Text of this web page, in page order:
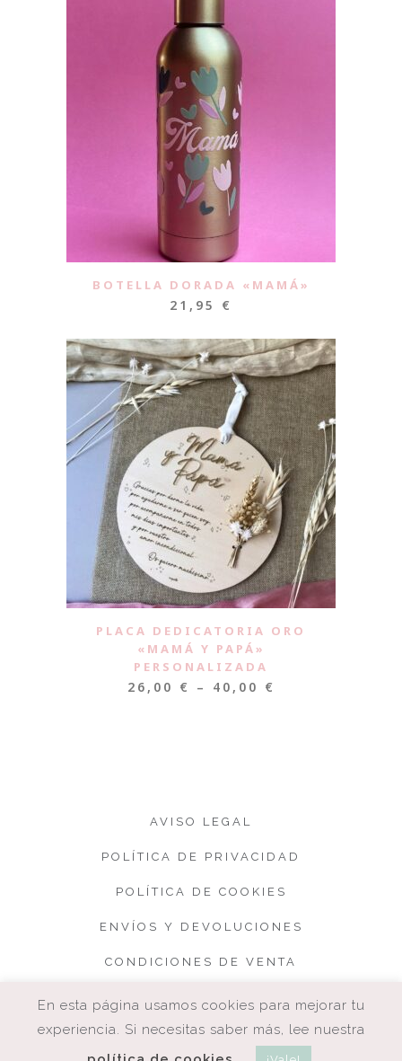
BOTELLA DORADA «MAMÁ»
21,95 €
PLACA DEDICATORIA ORO
«MAMÁ Y PAPÁ»
PERSONALIZADA
26,00 € – 40,00 €
AVISO LEGAL
POLÍTICA DE PRIVACIDAD
POLÍTICA DE COOKIES
ENVÍOS Y DEVOLUCIONES
CONDICIONES DE VENTA
En esta página usamos cookies para mejorar tu
experiencia. Si necesitas saber más, lee nuestra